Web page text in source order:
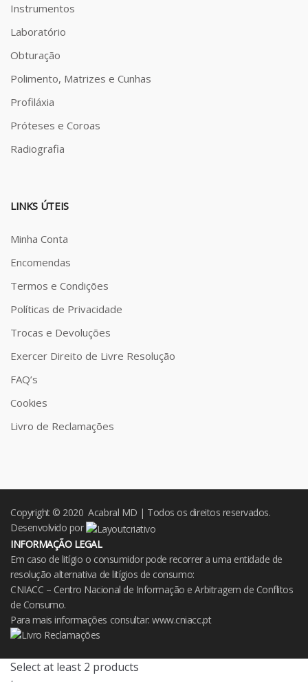
Instrumentos
Laboratório
Obturação
Polimento, Matrizes e Cunhas
Profiláxia
Próteses e Coroas
Radiografia
LINKS ÚTEIS
Minha Conta
Encomendas
Termos e Condições
Políticas de Privacidade
Trocas e Devoluções
Exercer Direito de Livre Resolução
FAQ’s
Cookies
Livro de Reclamações
Copyright © 2020 Acabral MD | Todos os direitos reservados.
Desenvolvido por
INFORMAÇÃO LEGAL
Em caso de litígio o consumidor pode recorrer a uma entidade de
resolução alternativa de litígios de consumo:
CNIACC – Centro Nacional de Informação e Arbitragem de Conflitos
de Consumo.
Para mais informações consultar:www.cniacc.pt
Select at least 2 products